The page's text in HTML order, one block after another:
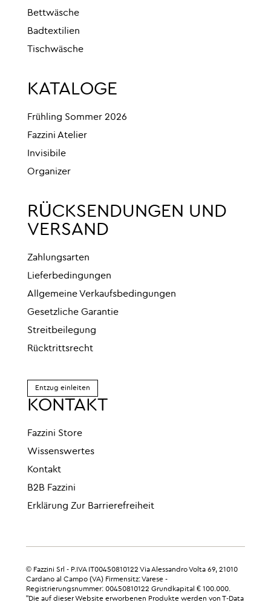
Bettwäsche
Badtextilien
Tischwäsche
KATALOGE
Frühling Sommer 2026
Fazzini Atelier
Invisibile
Organizer
RÜCKSENDUNGEN UND
VERSAND
Zahlungsarten
Lieferbedingungen
Allgemeine Verkaufsbedingungen
Gesetzliche Garantie
Streitbeilegung
Rücktrittsrecht
Entzug einleiten
KONTAKT
Fazzini Store
Wissenswertes
Kontakt
B2B Fazzini
Erklärung Zur Barrierefreiheit
© Fazzini Srl - P.IVA IT00450810122 Via Alessandro Volta 69, 21010
Cardano al Campo (VA) Firmensitz: Varese -
Registrierungsnummer: 00450810122 Grundkapital € 100.000.
"Die auf dieser Website erworbenen Produkte werden von T-Data